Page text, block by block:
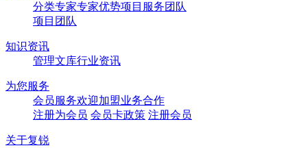
分类专家专家优势项目服务团队
项目团队
知识资讯
管理文库行业资讯
为您服务
会员服务欢迎加盟业务合作
注册为会员 会员卡政策 注册会员
关于复锐